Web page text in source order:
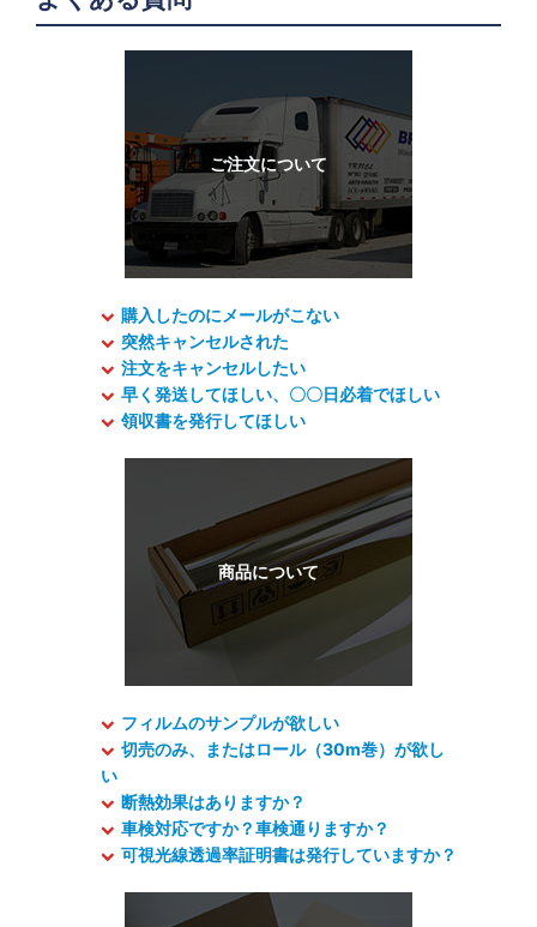
購入したのにメールがこない
突然キャンセルされた
注文をキャンセルしたい
早く発送してほしい、〇〇日必着でほしい
領収書を発行してほしい
フィルムのサンプルが欲しい
切売のみ、またはロール（30m巻）が欲し
い
断熱効果はありますか？
車検対応ですか？車検通りますか？
可視光線透過率証明書は発行していますか？